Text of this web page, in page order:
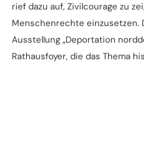
rief dazu auf, Zivilcourage zu
Menschenrechte einzusetzen.
Ausstellung „Deportation
Rathausfoyer, die das Thema